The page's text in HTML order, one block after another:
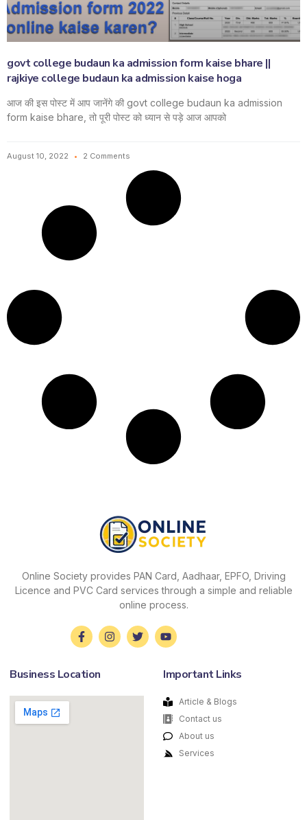
govt college budaun ka admission form kaise bhare ||
rajkiye college budaun ka admission kaise hoga
आज की इस पोस्ट में आप जानेंगे की govt college budaun ka admission
form kaise bhare, तो पूरी पोस्ट को ध्यान से पड़े आज आपको
August 10, 2022 2 Comments
Online Society provides PAN Card, Aadhaar, EPFO, Driving
Licence and PVC Card services through a simple and reliable
online process.
Business Location Important Links
Article & Blogs
Contact us
About us
Services